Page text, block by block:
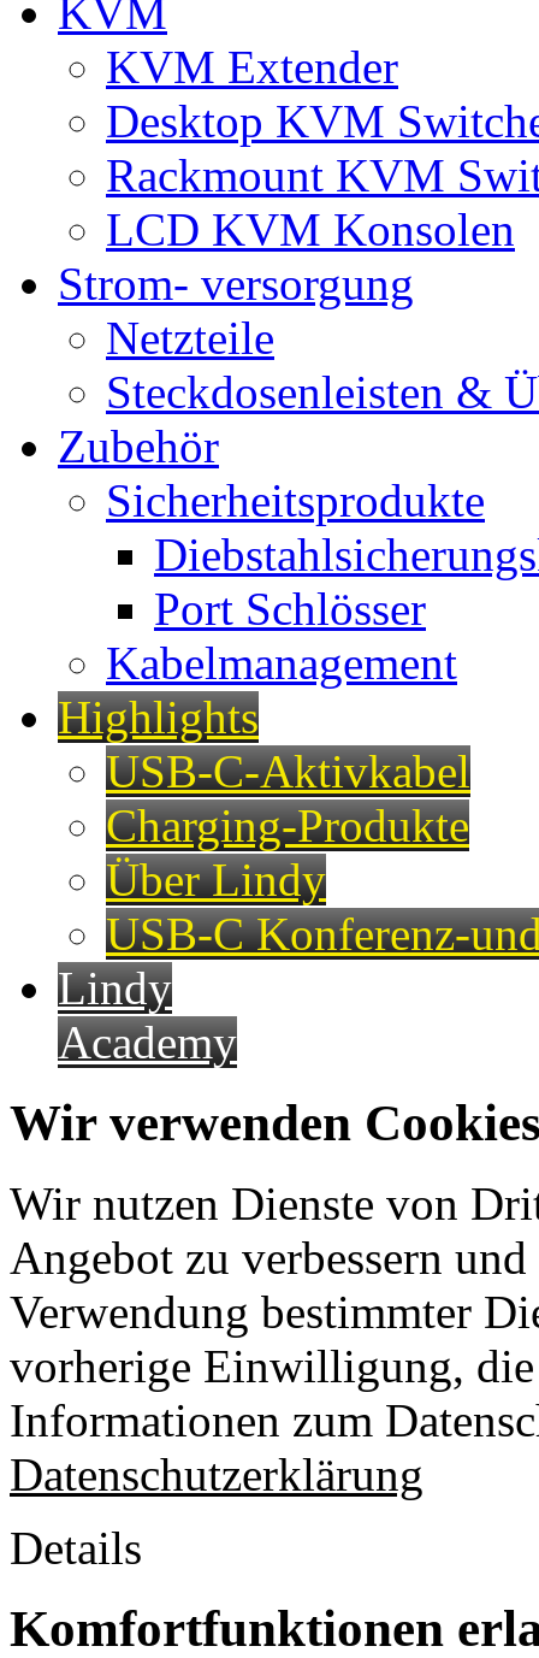
KVM
KVM Extender
Desktop KVM
Rackmount KVM
LCD KVM Konsolen
Strom- versorgung
Netzteile
Steckdosenleisten &
Zubehör
Sicherheitsprodukte
Port Schlösser
Kabelmanagement
Highlights
USB-C-Aktivkabel
Charging-Produkte
Über Lindy
USB-C Konferenz-
Lindy
Academy
Wir verwenden
Wir nutzen Dienste von
Angebot zu verbessern
Verwendung bestimmter
vorherige Einwilligung,
Informationen zum
Datenschutzerklärung
Details
Komfortfunktionen